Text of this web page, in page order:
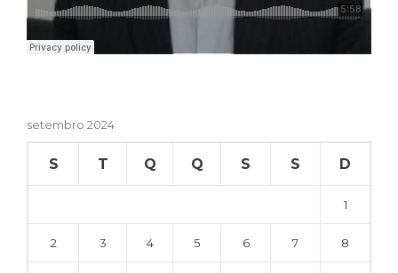
setembro 2024
S T Q Q S S D
1
2 3 4 5 6 7 8